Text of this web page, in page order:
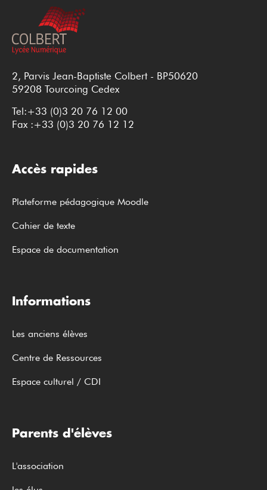
2, Parvis Jean-Baptiste Colbert - BP50620
59208 Tourcoing Cedex
Tel:+33 (0)3 20 76 12 00
Fax :+33 (0)3 20 76 12 12
Accès rapides
Plateforme pédagogique Moodle
Cahier de texte
Espace de documentation
Informations
Les anciens élèves
Centre de Ressources
Espace culturel / CDI
Parents d'élèves
L'association